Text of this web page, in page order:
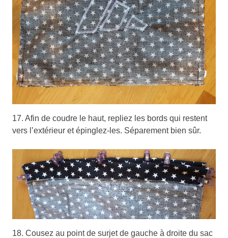
17. Afin de coudre le haut, repliez les bords qui restent
vers l’extérieur et épinglez-les. Séparement bien sûr.
18. Cousez au point de surjet de gauche à droite du sac